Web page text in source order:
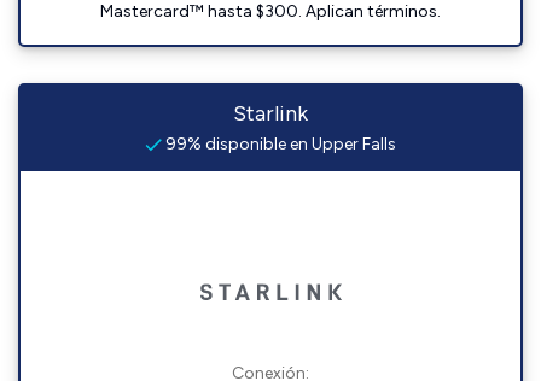
Mastercard™ hasta $300. Aplican términos.
Starlink
99% disponible en Upper Falls
Conexión: